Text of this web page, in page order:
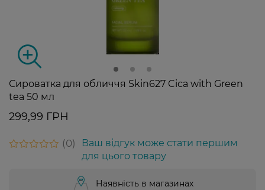
Сироватка для обличчя Skin627 Cica with Green
tea 50 мл
299,99 ГРН
0
Ваш відгук може стати першим
для цього товару
Наявність в магазинах